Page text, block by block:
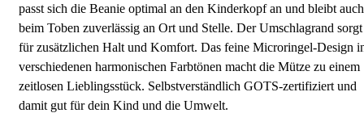
passt sich die Beanie optimal an den Kinderkopf an und bleibt auch
beim Toben zuverlässig an Ort und Stelle. Der Umschlagrand sorgt
für zusätzlichen Halt und Komfort. Das feine Microringel-Design
verschiedenen harmonischen Farbtönen macht die Mütze zu einem
zeitlosen Lieblingsstück. Selbstverständlich GOTS-zertifiziert und
damit gut für dein Kind und die Umwelt.